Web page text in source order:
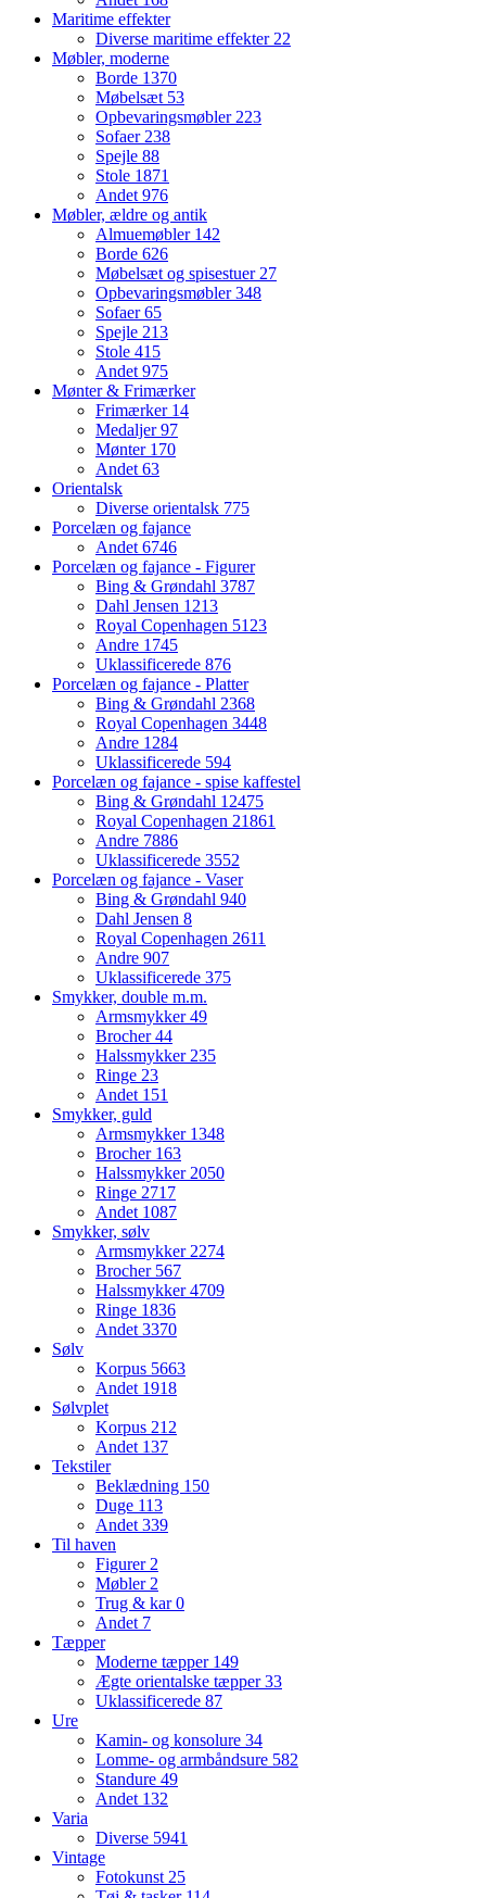
Maritime effekter
Diverse maritime effekter22
Møbler, moderne
Borde 1370
Møbelsæt 53
Opbevaringsmøbler223
Sofaer238
Spejle 88
Stole 1871
Andet976
Møbler, ældre og antik
Almuemøbler 142
Borde 626
Møbelsæt og spisestuer27
Opbevaringsmøbler348
Sofaer65
Spejle 213
Stole 415
Andet975
Mønter & Frimærker
Frimærker 14
Medaljer97
Mønter 170
Andet63
Orientalsk
Diverse orientalsk 775
Porcelæn og fajance
Andet6746
Porcelæn og fajance - Figurer
Bing & Grøndahl 3787
Dahl Jensen 1213
Royal Copenhagen 5123
Andre 1745
Uklassificerede 876
Porcelæn og fajance - Platter
Bing & Grøndahl 2368
Royal Copenhagen 3448
Andre 1284
Uklassificerede 594
Porcelæn og fajance - spise kaffestel
Bing & Grøndahl 12475
Royal Copenhagen 21861
Andre 7886
Uklassificerede 3552
Porcelæn og fajance - Vaser
Bing & Grøndahl 940
Dahl Jensen 8
Royal Copenhagen 2611
Andre 907
Uklassificerede 375
Smykker, double m.m.
Armsmykker49
Brocher44
Halssmykker235
Ringe 23
Andet 151
Smykker, guld
Armsmykker 1348
Brocher 163
Halssmykker2050
Ringe 2717
Andet 1087
Smykker, sølv
Armsmykker2274
Brocher 567
Halssmykker4709
Ringe 1836
Andet3370
Sølv
Korpus 5663
Andet 1918
Sølvplet
Korpus 212
Andet 137
Tekstiler
Beklædning 150
Duge 113
Andet339
Til haven
Figurer2
Møbler2
Trug & kar0
Andet 7
Tæpper
Moderne tæpper 149
Ægte orientalske tæpper33
Uklassificerede 87
Ure
Kamin- og konsolure 34
Lomme- og armbåndsure 582
Standure 49
Andet 132
Varia
Diverse 5941
Vintage
Fotokunst25